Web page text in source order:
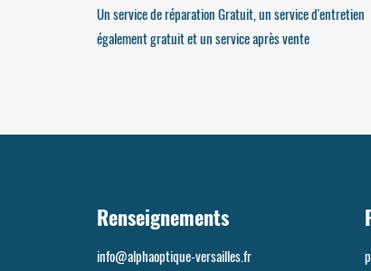
Un service de réparation Gratuit, un service d'entretien
également gratuit et un service après vente
Renseignements
info@alphaoptique-versailles.fr